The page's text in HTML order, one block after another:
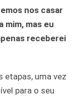
nos casar
mim, mas eu
receberei
etapas, uma vez
para o seu